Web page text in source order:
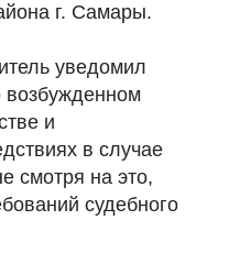
г. Самары.
уведомил
возбужденном
и
в случае
смотря на это,
судебного